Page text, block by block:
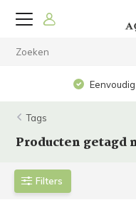
Tags
Producten getagd
Filters